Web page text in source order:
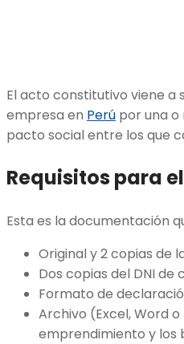
El acto constitutivo viene a
empresa en Perú por una o
pacto social entre los que
Requisitos para
Esta es la documentación
Original y 2 copias de
Dos copias del DNI de
Formato de
Archivo (Excel, Word
emprendimiento y los